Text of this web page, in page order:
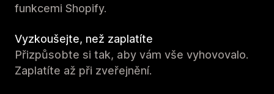
funkcemi Shopify.
Vyzkoušejte, než zaplatíte
Přizpůsobte si tak, aby vám vše vyhovovalo.
Zaplatíte až při zveřejnění.